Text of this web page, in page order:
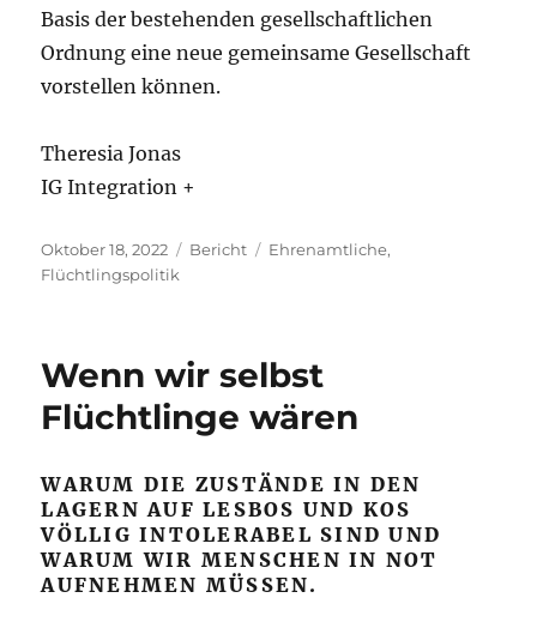
Basis der bestehenden gesellschaftlichen
Ordnung eine neue gemeinsame Gesellschaft
vorstellen können.
Theresia Jonas
IG Integration +
Veröffentlicht
am
Oktober 18, 2022 Kategorien
Bericht Schlagwörter
Ehrenamtliche,
Flüchtlingspolitik
Wenn wir selbst
Flüchtlinge wären
WARUM DIE ZUSTÄNDE IN DEN
LAGERN AUF LESBOS UND KOS
VÖLLIG INTOLERABEL SIND UND
WARUM WIR MENSCHEN IN NOT
AUFNEHMEN MÜSSEN.